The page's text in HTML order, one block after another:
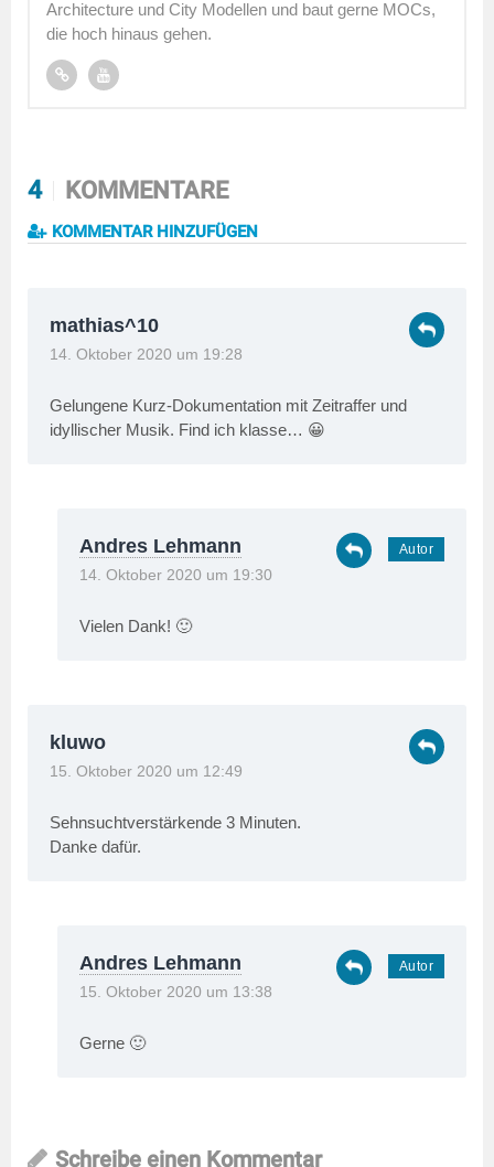
Architecture und City Modellen und baut gerne MOCs,
die hoch hinaus gehen.
4 KOMMENTARE
KOMMENTAR HINZUFÜGEN
mathias^10
14. Oktober 2020 um 19:28
Gelungene Kurz-Dokumentation mit Zeitraffer und
idyllischer Musik. Find ich klasse… 😀
Andres Lehmann
14. Oktober 2020 um 19:30
Vielen Dank! 🙂
kluwo
15. Oktober 2020 um 12:49
Sehnsuchtverstärkende 3 Minuten.
Danke dafür.
Andres Lehmann
15. Oktober 2020 um 13:38
Gerne 🙂
Schreibe einen Kommentar